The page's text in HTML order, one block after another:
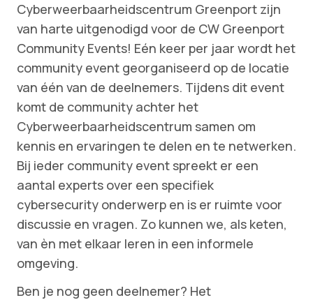
Cyberweerbaarheidscentrum Greenport zijn
van harte uitgenodigd voor de CW Greenport
Community Events! Eén keer per jaar wordt het
community event georganiseerd op de locatie
van één van de deelnemers. Tijdens dit event
komt de community achter het
Cyberweerbaarheidscentrum samen om
kennis en ervaringen te delen en te netwerken.
Bij ieder community event spreekt er een
aantal experts over een specifiek
cybersecurity onderwerp en is er ruimte voor
discussie en vragen. Zo kunnen we, als keten,
van èn met elkaar leren in een informele
omgeving.
Ben je nog geen deelnemer? Het